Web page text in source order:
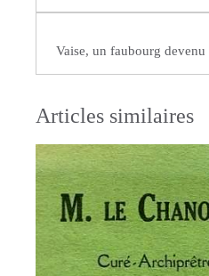
Vaise, un faubourg
Articles similaires